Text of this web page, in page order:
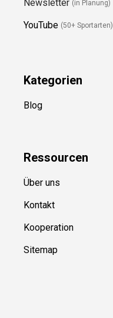
Newsletter (in Planung)
YouTube (50+ Sportarten)
Kategorien
Blog
Ressourcen
Über uns
Kontakt
Kooperation
Sitemap